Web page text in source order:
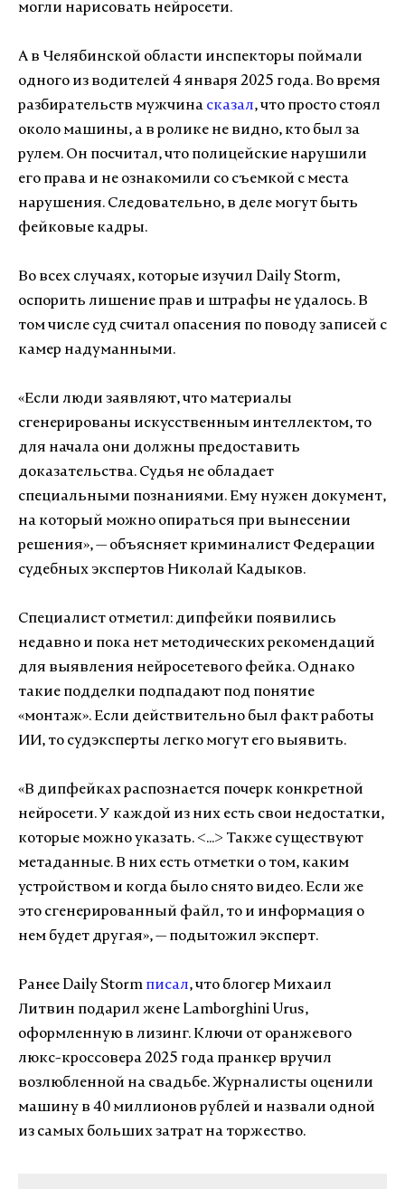
могли нарисовать нейросети.
А в Челябинской области инспекторы поймали
одного из водителей 4 января 2025 года. Во время
разбирательств мужчина сказал, что просто стоял
около машины, а в ролике не видно, кто был за
рулем. Он посчитал, что полицейские нарушили
его права и не ознакомили со съемкой с места
нарушения. Следовательно, в деле могут быть
фейковые кадры.
Во всех случаях, которые изучил Daily Storm,
оспорить лишение прав и штрафы не удалось. В
том числе суд считал опасения по поводу записей с
камер надуманными.
«Если люди заявляют, что материалы
сгенерированы искусственным интеллектом, то
для начала они должны предоставить
доказательства. Судья не обладает
специальными познаниями. Ему нужен документ,
на который можно опираться при вынесении
решения», — объясняет криминалист Федерации
судебных экспертов Николай Кадыков.
Специалист отметил: дипфейки появились
недавно и пока нет методических рекомендаций
для выявления нейросетевого фейка. Однако
такие подделки подпадают под понятие
«монтаж». Если действительно был факт работы
ИИ, то судэксперты легко могут его выявить.
«В дипфейках распознается почерк конкретной
нейросети. У каждой из них есть свои недостатки,
которые можно указать. <...> Также существуют
метаданные. В них есть отметки о том, каким
устройством и когда было снято видео. Если же
это сгенерированный файл, то и информация о
нем будет другая», — подытожил эксперт.
Ранее Daily Storm писал, что блогер Михаил
Литвин подарил жене Lamborghini Urus,
оформленную в лизинг. Ключи от оранжевого
люкс-кроссовера 2025 года пранкер вручил
возлюбленной на свадьбе. Журналисты оценили
машину в 40 миллионов рублей и назвали одной
из самых больших затрат на торжество.